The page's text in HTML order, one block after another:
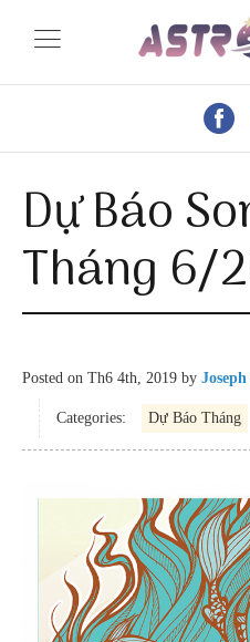
Dự Báo
Tháng 6/
Posted on Th6 4th, 2019 by
Categories: Dự Báo Tháng